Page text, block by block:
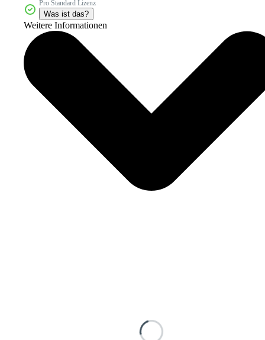
Pro Standard Lizenz
Was ist das?
Weitere Informationen